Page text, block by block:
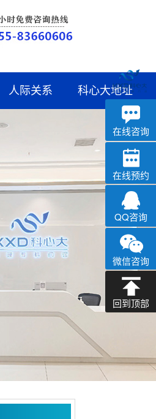
人际关系 科心大地址
深科
心理咨询
在线咨询
在线预约
QQ咨询
微信咨询
回到顶部